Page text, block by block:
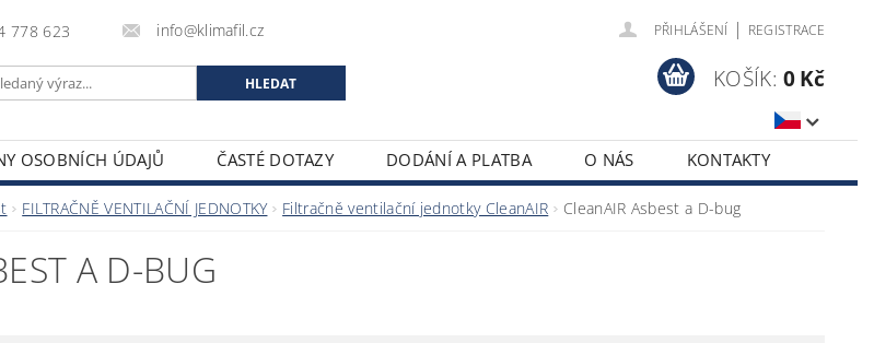
778 623 info@klimafil.cz PŘIHLÁŠENÍ | REGISTRACE
KOŠÍK: 0 Kč
OSOBNÍCH ÚDAJŮ ČASTÉ DOTAZY DODÁNÍ A PLATBA O NÁS KONTAKTY
FILTRAČNĚ VENTILAČNÍ JEDNOTKY Filtračně ventilační jednotky CleanAIR CleanAIR Asbest a D-bug
A D-BUG